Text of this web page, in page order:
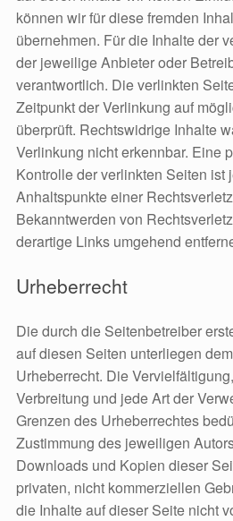
können wir für diese fremden
übernehmen. Für die Inhalte der
der jeweilige Anbieter oder
verantwortlich. Die verlinkten
Zeitpunkt der Verlinkung auf
überprüft. Rechtswidrige Inhalte
Verlinkung nicht erkennbar. Eine
Kontrolle der verlinkten Seiten ist
Anhaltspunkte einer
Bekanntwerden von
derartige Links umgehend
Urheberrecht
Die durch die Seitenbetreiber
auf diesen Seiten unterliegen
Urheberrecht. Die
Verbreitung und jede Art der
Grenzen des Urheberrechtes
Zustimmung des jeweiligen
Downloads und Kopien dieser
privaten, nicht kommerziellen
die Inhalte auf dieser Seite nicht